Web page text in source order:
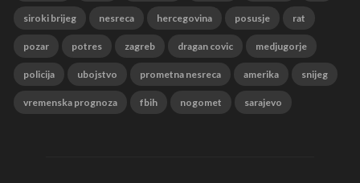
siroki brijeg nesreca hercegovina posusje rat
pozar potres zagreb dragan covic medjugorje
policija ubojstvo prometna nesreca amerika snijeg
vremenska prognoza fbih nogomet sarajevo